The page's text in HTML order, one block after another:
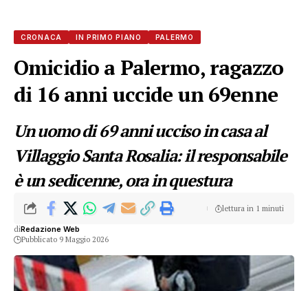
CRONACA IN PRIMO PIANO PALERMO
Omicidio a Palermo, ragazzo
di 16 anni uccide un 69enne
Un uomo di 69 anni ucciso in casa al
Villaggio Santa Rosalia: il responsabile
è un sedicenne, ora in questura
diRedazione Web
Pubblicato 9 Maggio 2026
lettura in 1 minuti